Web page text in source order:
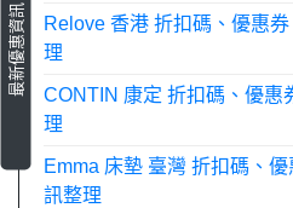
最新優惠資訊
Relove 香港 折扣碼、優惠
理
CONTIN 康定 折扣碼、優惠
理
Emma 床墊 臺灣 折扣碼、
訊整理